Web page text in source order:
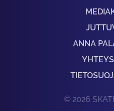
ANNA
© 2026